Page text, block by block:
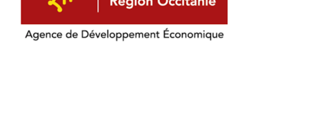
La Région Occitanie
Co-organisateur 2025 Partenaire 2023